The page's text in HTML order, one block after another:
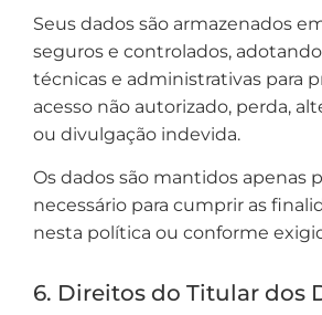
Seus dados são armazenados
seguros e controlados,
técnicas e administrativas para
acesso não autorizado, perda,
ou divulgação indevida.
Os dados são mantidos apenas
necessário para cumprir as
nesta política ou conforme
6. Direitos do Titular dos